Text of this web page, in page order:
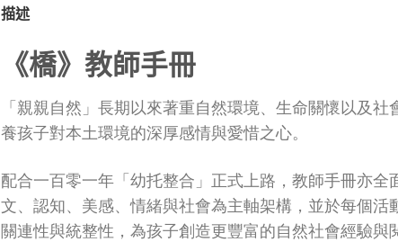
描述
《橋》 教師手冊
「親親自然」長期以來著重自然環境、生命關懷以及
養孩子對本土環境的深厚感情與愛惜之心。
配合一百零一年「幼托整合」正式上路，教師手冊亦全
文、認知、美感、情緒與社會為主軸架構，並於每個活
關連性與統整性，為孩子創造更豐富的自然社會經驗與